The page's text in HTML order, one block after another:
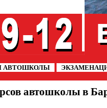
АВТОШКОЛЫ
автошколы в